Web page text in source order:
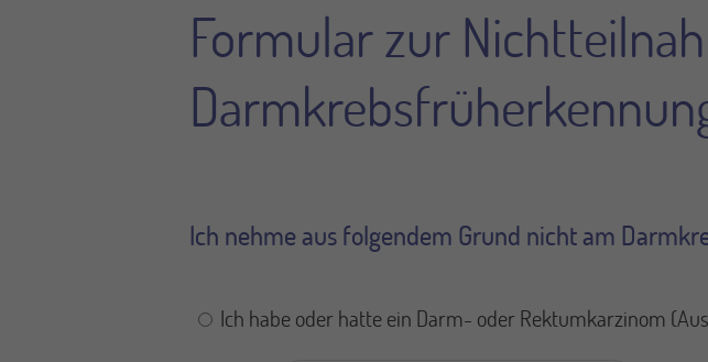
Formular zur
Ich nehme aus folgendem Grund nicht am
Ich habe oder hatte ein Darm- oder Rektumkarzinom